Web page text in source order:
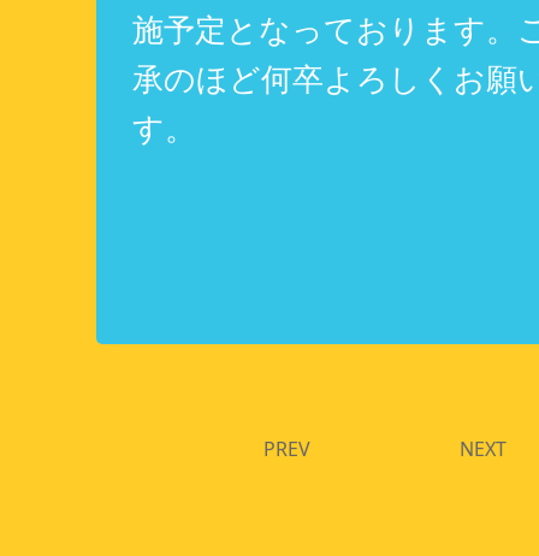
施予定となっております。
承のほど何卒よろしくお願
す。
PREV NEXT